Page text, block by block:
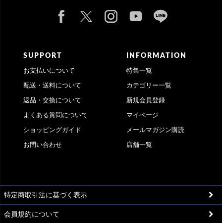
SUPPORT
お支払いについて
配送・送料について
返品・交換について
よくある質問について
ショッピングガイド
お問い合わせ
INFORMATION
特集一覧
カテゴリー一覧
新規会員登録
マイページ
メールマガジン購読
店舗一覧
特定商取引法に基づく表示
会員規約について